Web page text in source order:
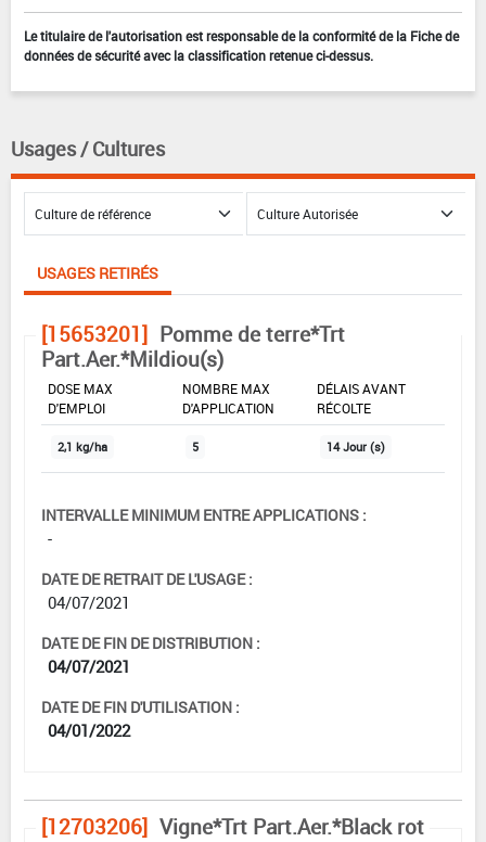
Le titulaire de l'autorisation est responsable de la conformité de la Fiche de
données de sécurité avec la classification retenue ci-dessus.
Usages / Cultures
USAGES RETIRÉS
[15653201] Pomme de terre*Trt
Part.Aer.*Mildiou(s)
DOSE MAX
D'EMPLOI
NOMBRE MAX
D'APPLICATION
DÉLAIS AVANT
RÉCOLTE
2,1 kg/ha 5 14 Jour (s)
INTERVALLE MINIMUM ENTRE APPLICATIONS :
-
DATE DE RETRAIT DE L'USAGE :
04/07/2021
DATE DE FIN DE DISTRIBUTION :
04/07/2021
DATE DE FIN D'UTILISATION :
04/01/2022
[12703206] Vigne*Trt Part.Aer.*Black rot